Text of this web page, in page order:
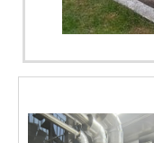
profissionais
no mercado pela